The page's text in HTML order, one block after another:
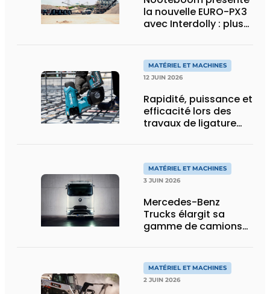
la nouvelle EURO-PX3
avec Interdolly : plus
transport spécial
MATÉRIEL ET MACHINES
12 JUIN 2026
Rapidité, puissance et
efficacité lors des
travaux de ligature
MATÉRIEL ET MACHINES
3 JUIN 2026
Mercedes-Benz
Trucks élargit sa
gamme de camions
eActros Lowliner
MATÉRIEL ET MACHINES
2 JUIN 2026